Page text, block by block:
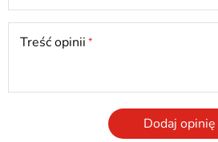
Treść opinii
Dodaj opinię